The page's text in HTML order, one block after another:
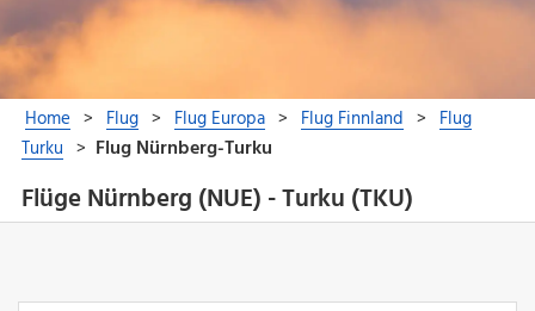
Flüge Nürnberg (NUE) - Turku (TKU)